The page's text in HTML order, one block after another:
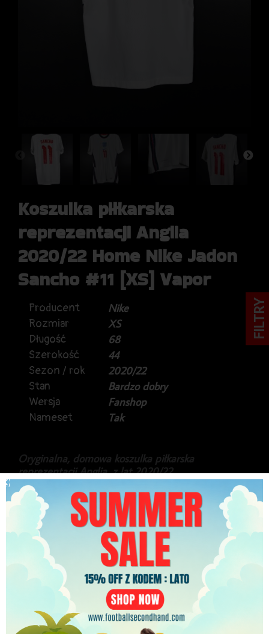
Koszulka piłkarska
reprezentacji Anglia
2020/22 Home Nike Jadon
Sancho #11 [XS] Vapor
Producent
Nike
Rozmiar
XS
Długość
68
Szerokość
44
Sezon / rok
2020/22
Stan
Bardzo dobry
Wersja
Fanshop
Nameset
Tak
Oryginalna, domowa koszulka piłkarska
reprezentacji Anglia, z lat 2020/22.
Produkt marki Nike, w wyższej wersji Vapor.
Na plecach Jadon Sancho.
Stan bardzo dobry.
229.99
Najniższa cena w ciągu ostatnich 30 dni:
FILTRY